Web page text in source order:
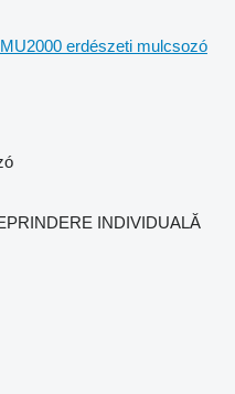
erdészeti mulcsozó
INDIVIDUALĂ